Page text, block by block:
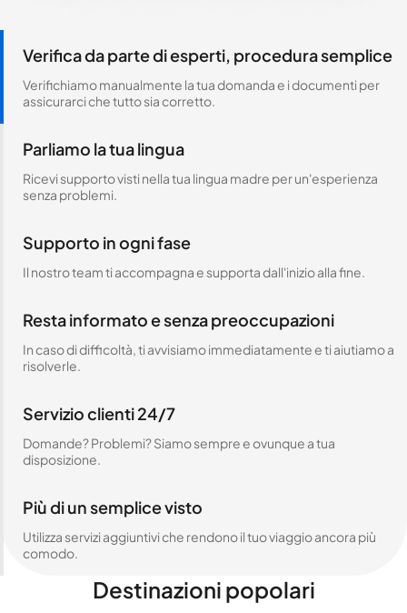
Verifica da parte di esperti, procedura semplice
Verifichiamo manualmente la tua domanda e i documenti per
assicurarci che tutto sia corretto.
Parliamo la tua lingua
Ricevi supporto visti nella tua lingua madre per un'esperienza
senza problemi.
Supporto in ogni fase
Il nostro team ti accompagna e supporta dall'inizio alla fine.
Resta informato e senza preoccupazioni
In caso di difficoltà, ti avvisiamo immediatamente e ti aiutiamo a
risolverle.
Servizio clienti 24/7
Domande? Problemi? Siamo sempre e ovunque a tua
disposizione.
Più di un semplice visto
Utilizza servizi aggiuntivi che rendono il tuo viaggio ancora più
comodo.
Destinazioni popolari